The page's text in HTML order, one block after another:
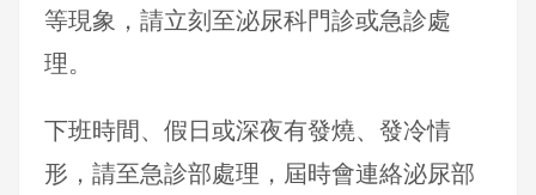
等現象，請立刻至泌尿科門診或急診處
理。
下班時間、假日或深夜有發燒、發冷情
形，請至急診部處理，屆時會連絡泌尿部